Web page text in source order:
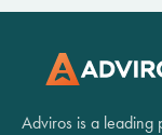
Adviros is a leading